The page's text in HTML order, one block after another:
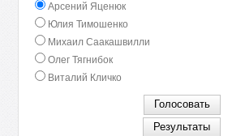
Арсений Яценюк
Юлия Тимошенко
Михаил Саакашвилли
Олег Тягнибок
Виталий Кличко